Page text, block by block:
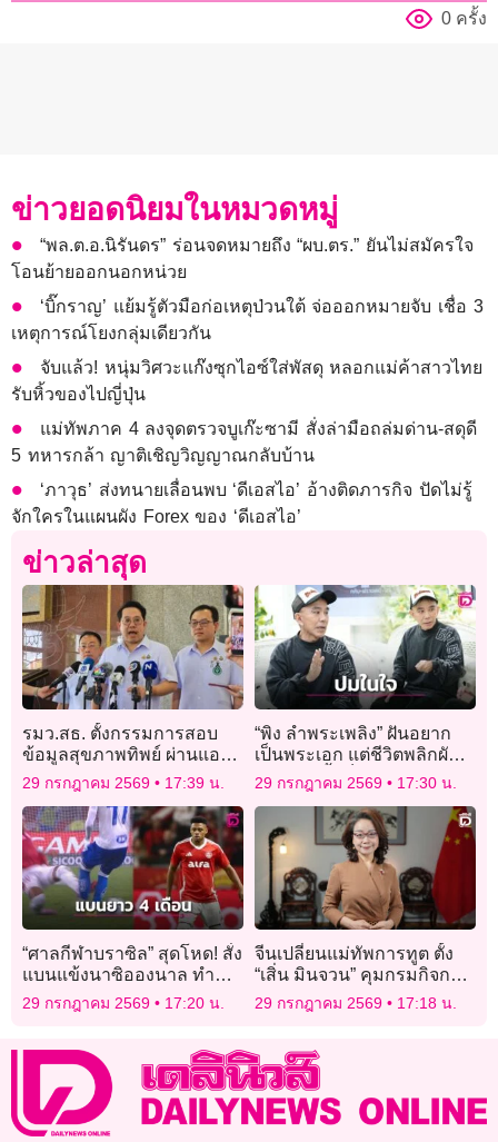
0 ครั้ง
ข่าวยอดนิยมในหมวดหมู่
“พล.ต.อ.นิรันดร” ร่อนจดหมายถึง “ผบ.ตร.” ยันไม่สมัครใจ
โอนย้ายออกนอกหน่วย
‘บิ๊กราญ’ แย้มรู้ตัวมือก่อเหตุป่วนใต้ จ่อออกหมายจับ เชื่อ 3
เหตุการณ์โยงกลุ่มเดียวกัน
จับแล้ว! หนุ่มวิศวะแก๊งซุกไอซ์ใส่พัสดุ หลอกแม่ค้าสาวไทย
รับหิ้วของไปญี่ปุ่น
แม่ทัพภาค 4 ลงจุดตรวจบูเก๊ะซามี สั่งล่ามือถล่มด่าน-สดุดี
5 ทหารกล้า ญาติเชิญวิญญาณกลับบ้าน
‘ภาวุธ’ ส่งทนายเลื่อนพบ ‘ดีเอสไอ’ อ้างติดภารกิจ ปัดไม่รู้
จักใครในแผนผัง Forex ของ ‘ดีเอสไอ’
ข่าวล่าสุด
รมว.สธ. ตั้งกรรมการสอบ
ข้อมูลสุขภาพทิพย์ ผ่านแอป
‘หมอพร้อม’
29 กรกฎาคม 2569 17:39 น.
“พิง ลำพระเพลิง” ฝันอยาก
เป็นพระเอก แต่ชีวิตพลิกผัน
ต้องติดหนี้-เช็คเด้งเพราะ
ความเนรคุณ!
29 กรกฎาคม 2569 17:30 น.
“ศาลกีฬาบราซิล” สุดโหด! สั่ง
แบนแข้งนาซิอองนาล ทำ
ฟาวล์ใส่คู่แข่งนาน 4 เดือน
เท่าเวลาที่คนเจ็บกลับมาเล่น
29 กรกฎาคม 2569 17:20 น.
จีนเปลี่ยนแม่ทัพการทูต ตั้ง
“เสิ่น มินจวน” คุมกรมกิจการ
เอเชีย แทน “หลิว จินซง”
29 กรกฎาคม 2569 17:18 น.